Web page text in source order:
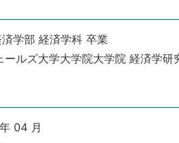
学部 経済学科 卒業
ルズ大学大学院大学院 経済学研
04 月